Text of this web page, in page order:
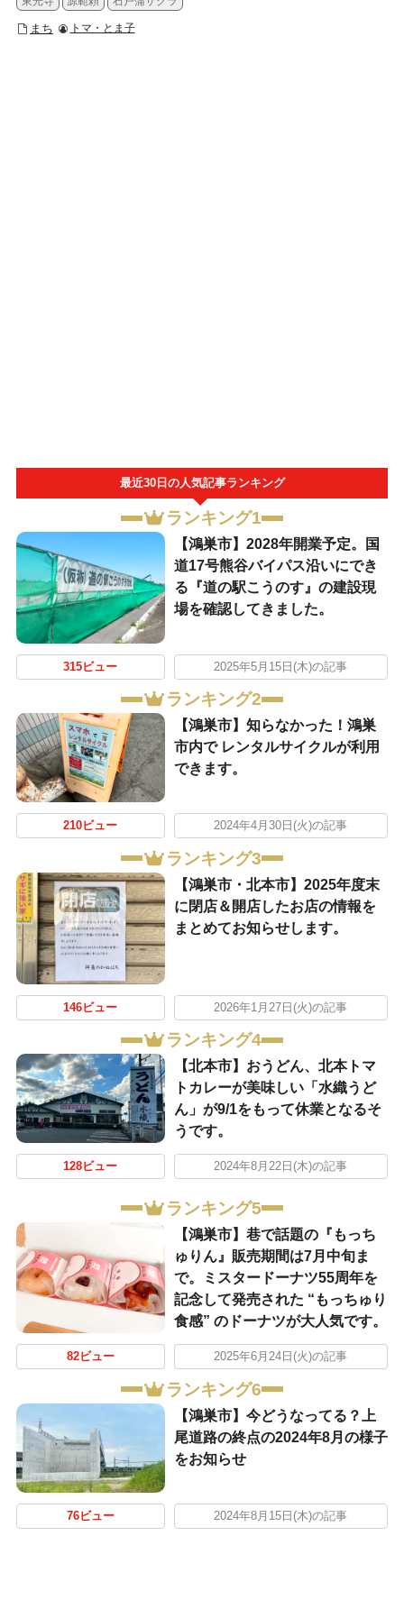
まち トマ・とま子
最近30日の人気記事ランキング
ランキング1
【鴻巣市】2028年開業予定。国
道17号熊谷バイパス沿いにでき
る『道の駅こうのす』の建設現
場を確認してきました。
315ビュー 2025年5月15日(木)の記事
ランキング2
【鴻巣市】知らなかった！鴻巣
市内で レンタルサイクルが利用
できます。
210ビュー 2024年4月30日(火)の記事
ランキング3
【鴻巣市・北本市】2025年度末
に閉店＆開店したお店の情報を
まとめてお知らせします。
146ビュー 2026年1月27日(火)の記事
ランキング4
【北本市】おうどん、北本トマ
トカレーが美味しい「水織うど
ん」が9/1をもって休業となるそ
うです。
128ビュー 2024年8月22日(木)の記事
ランキング5
【鴻巣市】巷で話題の『もっち
ゅりん』販売期間は7月中旬ま
で。ミスタードーナツ55周年を
記念して発売された “もっちゅり
食感” のドーナツが大人気です。
82ビュー 2025年6月24日(火)の記事
ランキング6
【鴻巣市】今どうなってる？上
尾道路の終点の2024年8月の様子
をお知らせ
76ビュー 2024年8月15日(木)の記事